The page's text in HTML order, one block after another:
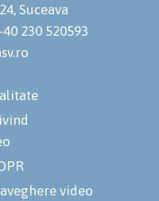
Suceava
230 520593
video